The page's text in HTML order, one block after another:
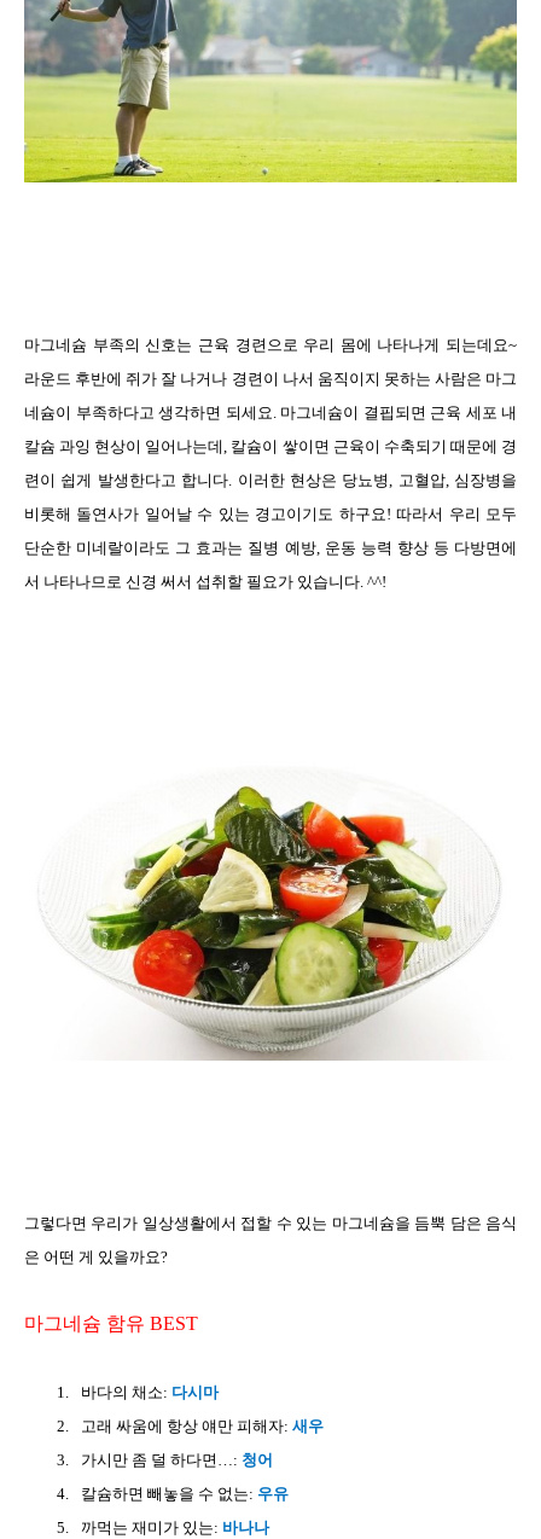
마그네슘 부족의 신호는 근육 경련으로 우리 몸에 나타나게 되는데요~
라운드 후반에 쥐가 잘 나거나 경련이 나서 움직이지 못하는 사람은 마그
네슘이 부족하다고 생각하면 되세요. 마그네슘이 결핍되면 근육 세포 내
칼슘 과잉 현상이 일어나는데, 칼슘이 쌓이면 근육이 수축되기 때문에 경
련이 쉽게 발생한다고 합니다. 이러한 현상은 당뇨병, 고혈압, 심장병을
비롯해 돌연사가 일어날 수 있는 경고이기도 하구요!따라서 우리 모두
단순한 미네랄이라도 그 효과는 질병 예방, 운동 능력 향상 등 다방면에
서 나타나므로 신경 써서 섭취할 필요가 있습니다. ^^!
그렇다면 우리가 일상생활에서 접할 수 있는 마그네슘을 듬뿍 담은 음식
은 어떤 게 있을까요?
마그네슘 함유 BEST
1. 바다의 채소: 다시마
2.
고래 싸움에 항상 얘만 피해자: 새우
3.
가시만 좀 덜 하다면 …: 청어
4.
칼슘하면 빼놓을 수 없는: 우유
5.
까먹는 재미가 있는: 바나나